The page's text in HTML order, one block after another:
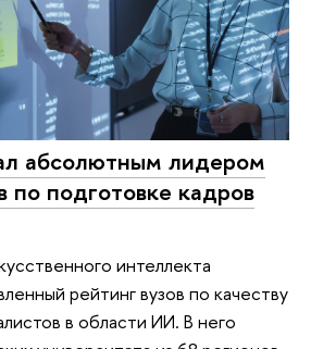
абсолютным лидером
по подготовке кадров
интеллекта
рейтинг вузов по качеству
в области ИИ. В него